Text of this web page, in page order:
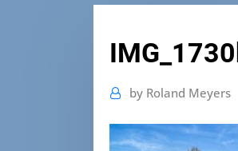
by Roland Meyers